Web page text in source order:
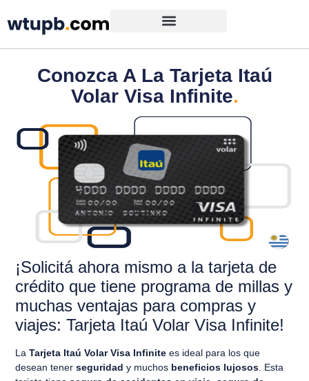
Conozca A La Tarjeta Itaú
Volar Visa Infinite.
¡Solicitá ahora mismo a la tarjeta de
crédito quetiene programa de millas y
muchas ventajas para compras y
viajes:Tarjeta Itaú Volar Visa Infinite!
LaTarjeta Itaú Volar Visa Infinite es ideal para los que
desean tener seguridad y muchos beneficios lujosos. Esta